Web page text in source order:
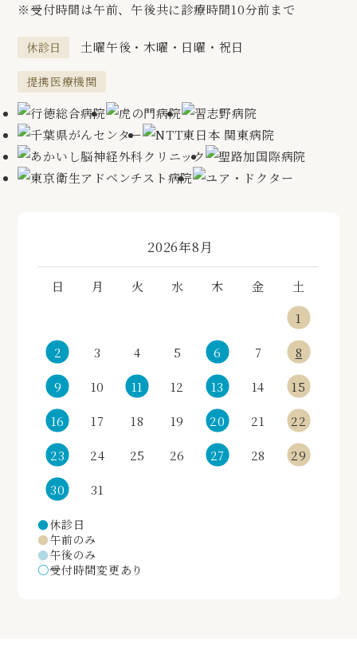
※受付時間は午前、午後共に診療時間10分前まで
休診日 土曜午後・木曜・日曜・祝日
提携医療機関
2026年8月
日 月 火 水 木 金
土
1
2 3 4 5 6 7 8
9 10 11 12 13 14 15
16 17 18 19 20 21 22
23 24 25 26 27 28 29
30 31
●休診日
●午前のみ
●午後のみ
○受付時間変更あり